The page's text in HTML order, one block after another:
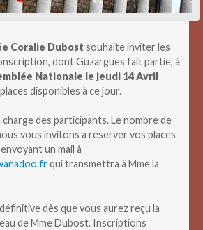
Coralie Dubost souhaite inviter les
dont Guzargues fait partie, à
Nationale le jeudi 14 Avril
disponibles à ce jour.
des participants. Le nombre de
vous invitons à réserver vos places
un mail à
qui transmettra à Mme la
dès que vous aurez reçu la
de Mme Dubost. Inscriptions